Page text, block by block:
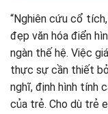
Xây dựng một
Kết hợp các
Sử dụng câu
Đơn vị giáo dục
“Nghiên cứu cổ
đẹp văn hóa điển
ngàn thế hệ. Việc
thực sự cần thiết
nghĩ, định hình tính
của trẻ. Cho dù trẻ